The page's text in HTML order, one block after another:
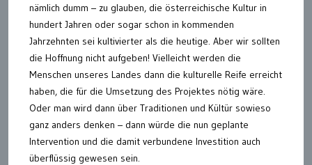
nämlich dumm – zu glauben, die österreichische Kultur in
hundert Jahren oder sogar schon in kommenden
Jahrzehnten sei kultivierter als die heutige. Aber wir sollten
die Hoffnung nicht aufgeben! Vielleicht werden die
Menschen unseres Landes dann die kulturelle Reife erreicht
haben, die für die Umsetzung des Projektes nötig wäre.
Oder man wird dann über Traditionen und Kültür sowieso
ganz anders denken – dann würde die nun geplante
Intervention und die damit verbundene Investition auch
überflüssig gewesen sein.